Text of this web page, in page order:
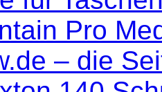
Pro
– die